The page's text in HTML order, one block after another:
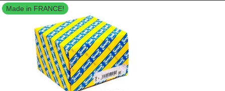
Made in FRANCE!